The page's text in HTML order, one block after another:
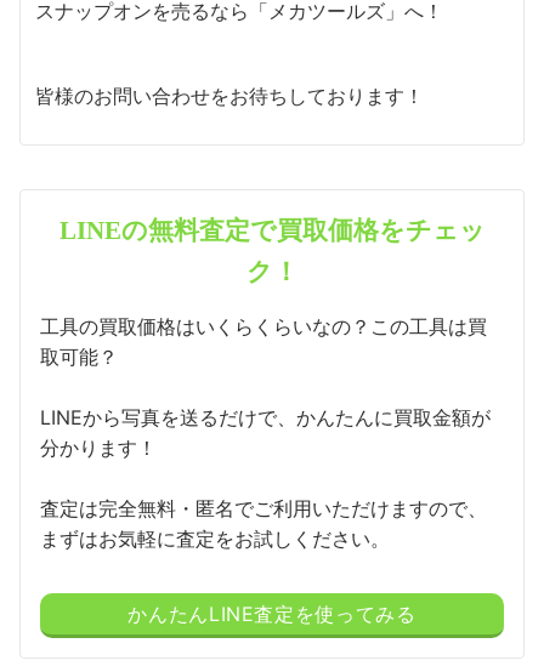
スナップオンを売るなら「メカツールズ」へ！
皆様のお問い合わせをお待ちしております！
LINEの無料査定で買取価格をチェッ
ク！
工具の買取価格はいくらくらいなの？この工具は買
取可能？
LINEから写真を送るだけで、かんたんに買取金額が
分かります！
査定は完全無料・匿名でご利用いただけますので、
まずはお気軽に査定をお試しください。
かんたんLINE査定を使ってみる